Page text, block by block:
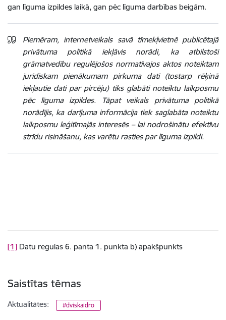
gan līguma izpildes laikā, gan pēc līguma darbības beigām.
Piemēram, internetveikals savā tīmekļvietnē publicētajā
privātuma politikā iekļāvis norādi, ka atbilstoši
grāmatvedību regulējošos normatīvajos aktos noteiktam
juridiskam pienākumam pirkuma dati (tostarp rēķinā
iekļautie dati par pircēju) tiks glabāti noteiktu laikposmu
pēc līguma izpildes. Tāpat veikals privātuma politikā
norādījis, ka darījuma informācija tiek saglabāta noteiktu
laikposmu leģitīmajās interesēs – lai nodrošinātu efektīvu
strīdu risināšanu, kas varētu rasties par līguma izpildi.
[1] Datu regulas 6. panta 1. punkta b) apakšpunkts
Saistītas tēmas
Aktualitātes: #dviskaidro